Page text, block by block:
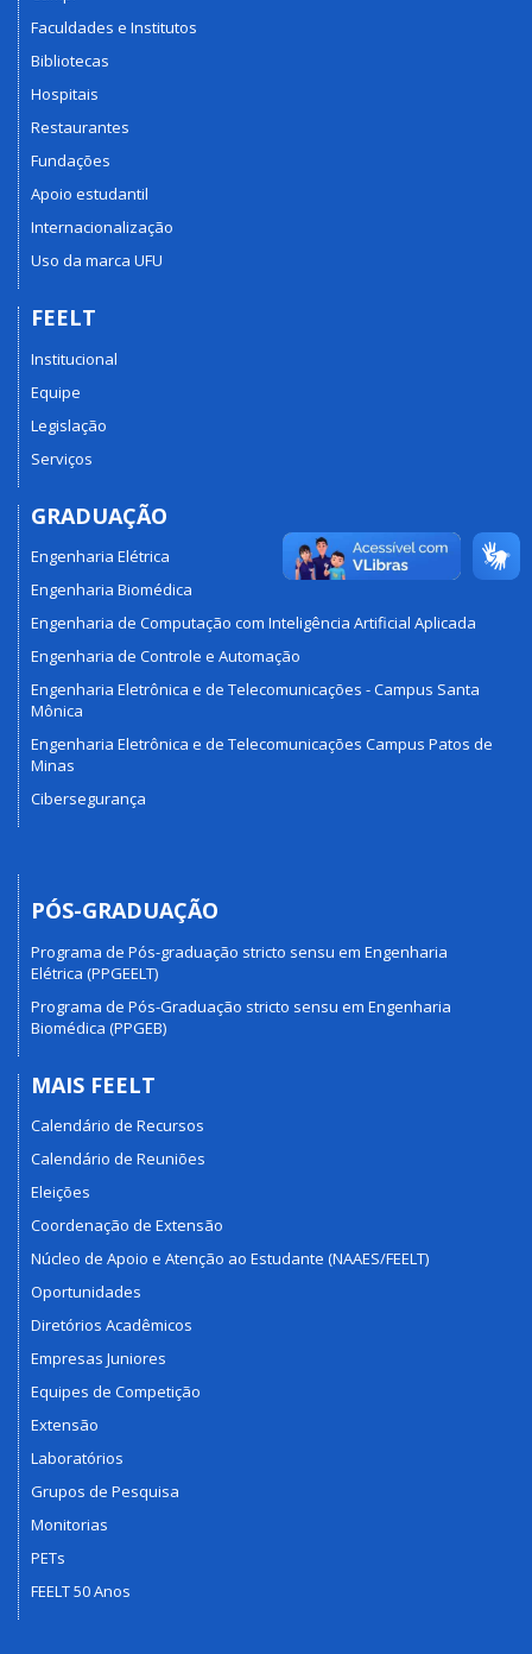
Faculdades e Institutos
Bibliotecas
Hospitais
Restaurantes
Fundações
Apoio estudantil
Internacionalização
Uso da marca UFU
FEELT
Institucional
Equipe
Legislação
Serviços
GRADUAÇÃO
Engenharia Elétrica
Engenharia Biomédica
Engenharia de Computação com Inteligência Artificial Aplicada
Engenharia de Controle e Automação
Engenharia Eletrônica e de Telecomunicações - Campus Santa
Mônica
Engenharia Eletrônica e de Telecomunicações Campus Patos de
Minas
Cibersegurança
PÓS-GRADUAÇÃO
Programa de Pós-graduação stricto sensu em Engenharia
Elétrica (PPGEELT)
Programa de Pós-Graduação stricto sensu em Engenharia
Biomédica (PPGEB)
MAIS FEELT
Calendário de Recursos
Calendário de Reuniões
Eleições
Coordenação de Extensão
Núcleo de Apoio e Atenção ao Estudante (NAAES/FEELT)
Oportunidades
Diretórios Acadêmicos
Empresas Juniores
Equipes de Competição
Extensão
Laboratórios
Grupos de Pesquisa
Monitorias
PETs
FEELT 50 Anos